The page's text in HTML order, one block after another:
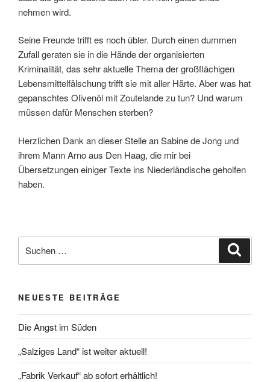
nehmen wird.
Seine Freunde trifft es noch übler. Durch einen dummen
Zufall geraten sie in die Hände der organisierten
Kriminalität, das sehr aktuelle Thema der großflächigen
Lebensmittelfälschung trifft sie mit aller Härte. Aber was hat
gepanschtes Olivenöl mit Zoutelande zu tun? Und warum
müssen dafür Menschen sterben?
Herzlichen Dank an dieser Stelle an Sabine de Jong und
ihrem Mann Arno aus Den Haag, die mir bei
Übersetzungen einiger Texte ins Niederländische geholfen
haben.
nach:
NEUESTE BEITRÄGE
Die Angst im Süden
„Salziges Land“ ist weiter aktuell!
„Fabrik Verkauf“ ab sofort erhältlich!